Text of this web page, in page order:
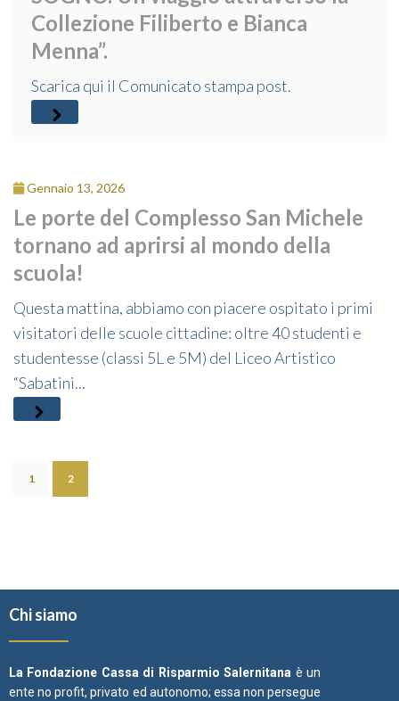
Collezione Filiberto e Bianca
Menna”.
Scarica qui il Comunicato stampa post.
Gennaio 13, 2026
Le porte del Complesso San Michele
tornano ad aprirsi al mondo della
scuola!
Questa mattina, abbiamo con piacere ospitato i primi
visitatori delle scuole cittadine: oltre 40 studenti e
studentesse (classi 5L e 5M) del Liceo Artistico
“Sabatini...
1 2
Chi siamo
La Fondazione Cassa di Risparmio Salernitana è un
ente no profit, privato ed autonomo; essa non persegue